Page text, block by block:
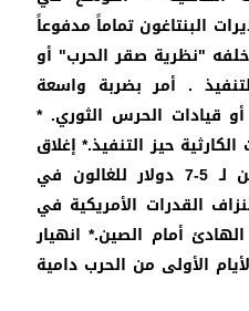
البنتاغون تماماً مدفوعاً
"نظرية صقر الحرب" أو
. أمر بضربة واسعة
قيادات الحرس الثوري. *
حيز التنفيذ.* إغلاق
مضيق هرمز وارتفاع البنزين لـ 5-7 دولار للغالون في
القدرات الأمريكية في
أمام الصين.* انهيار
الأولى من الحرب دامية